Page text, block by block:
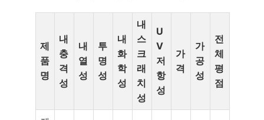
제
품
명
내
충
격
성
내
열
성
투
명
성
내
화
학
성
내
스
크
래
치
성
U
V
저
항
성
가
격
가
공
성
전
체
평
점